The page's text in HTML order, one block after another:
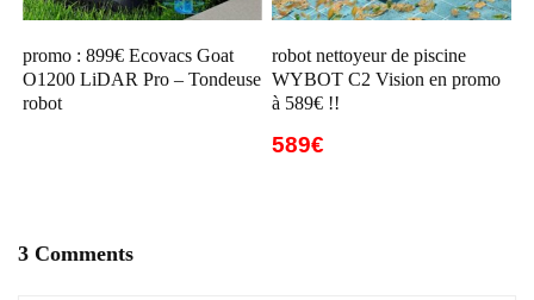
promo : 899€ Ecovacs Goat
O1200 LiDAR Pro – Tondeuse
robot
robot nettoyeur de piscine
WYBOT C2 Vision en promo
à 589€ !!
589€
3 Comments